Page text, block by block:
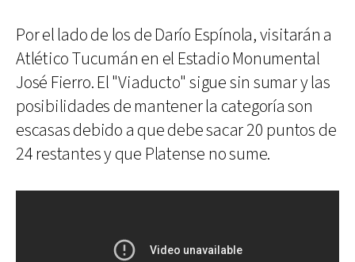
Por el lado de los de Darío Espínola, visitarán a
Atlético Tucumán en el Estadio Monumental
José Fierro. El "Viaducto" sigue sin sumar y las
posibilidades de mantener la categoría son
escasas debido a que debe sacar 20 puntos de
24 restantes y que Platense no sume.